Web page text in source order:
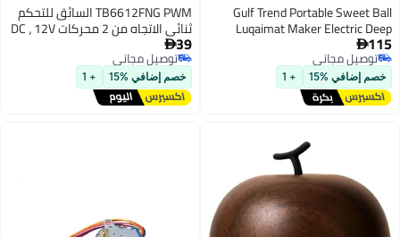
Gulf Trend Portable
Luqaimat Maker
Fryer Electric sweet
donuts meatballمجاني
مجاني
%15
+ 1
TB6612FNG PWM السائق للتحكم
ثنائي الاتجاه من 2 محركات DC ، 12V
1.2A لكل قناة ، 5V التحكم في
الجهد ، 100kHz PWM التردد ، مثالية
للروبوتات ومشاريع المحركات
توصيل مجاني
توصيل مجاني
خصم إضافي %15 + 1